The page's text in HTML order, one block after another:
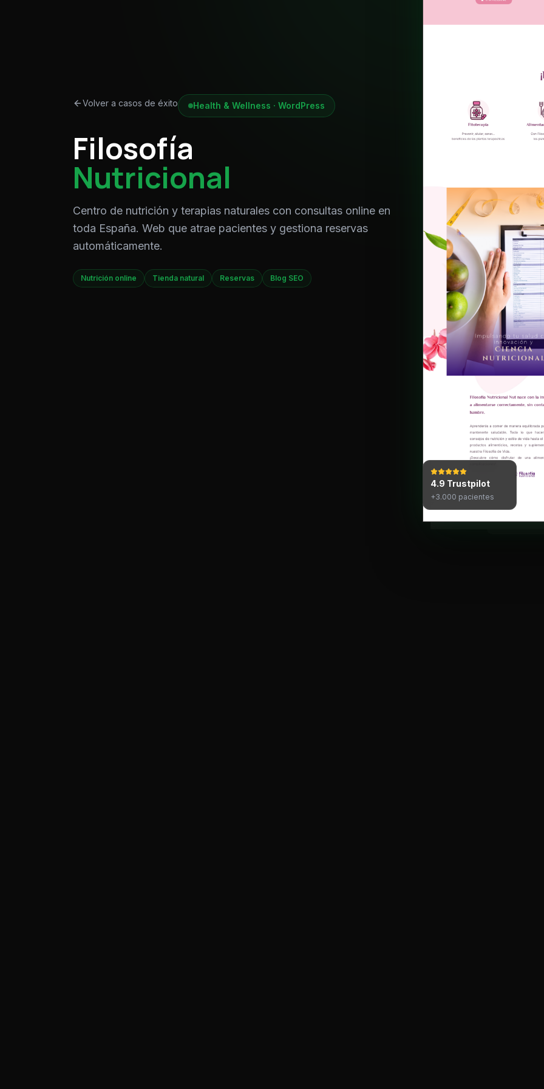
Volver a casos de éxito Health & Wellness · WordPress
Filosofía
Nutricional
Centro de nutrición y terapias naturales con consultas online en
toda España. Web que atrae pacientes y gestiona reservas
automáticamente.
Nutrición online Tienda natural Reservas Blog SEO
4.9 Trustpilot
+3.000 pacientes